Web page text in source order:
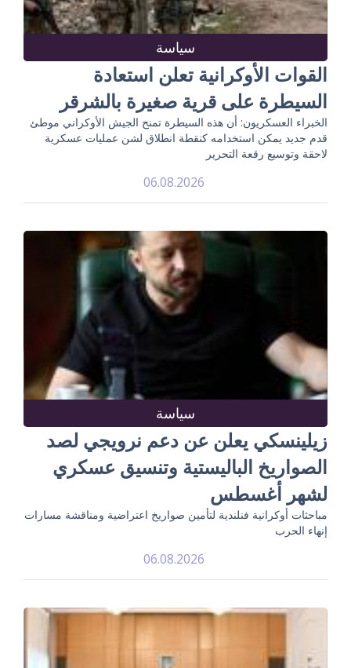
سياسة
القوات الأوكرانية تعلن استعادة
السيطرة على قرية صغيرة بالشرقر
الخبراء العسكريون: أن هذه السيطرة تمنح الجيش الأوكراني موطئ
قدم جديد يمكن استخدامه كنقطة انطلاق لشن عمليات عسكرية
لاحقة وتوسيع رقعة التحرير
06.08.2026
سياسة
زيلينسكي يعلن عن دعم نرويجي لصد
الصواريخ الباليستية وتنسيق عسكري
لشهر أغسطس
مباحثات أوكرانية فنلندية لتأمين صواريخ اعتراضية ومناقشة مسارات
إنهاء الحرب
06.08.2026